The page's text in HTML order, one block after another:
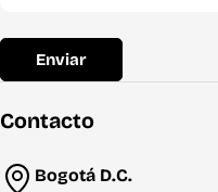
Enviar
Contacto
Bogotá D.C.